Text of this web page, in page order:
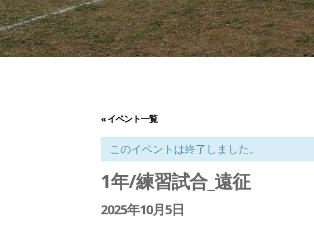
« イベント一覧
このイベントは終了しました。
1年/練習試合_遠征
2025年10月5日